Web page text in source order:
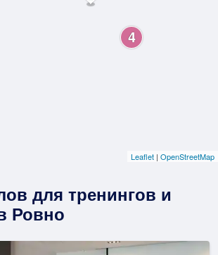
для тренингов и
Ровно
4
Leaflet | OpenStreetMap